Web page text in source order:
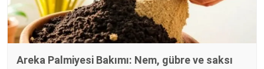
Areka Palmiyesi Bakımı: Nem, gübre ve saksı